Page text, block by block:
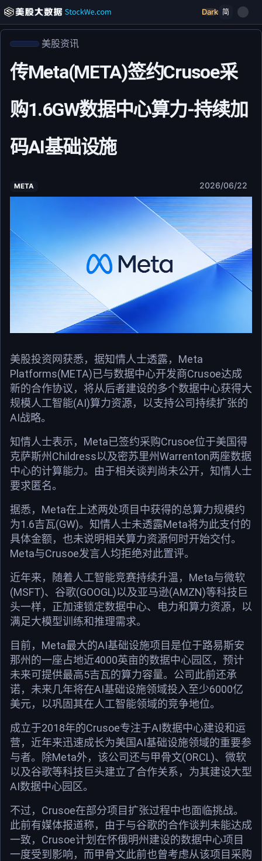
Dark 简
美股资讯
传Meta(META)签约Crusoe采
购1.6GW数据中心算力-持续加
码AI基础设施
META 2026/06/22
美股投资网获悉，据知情人士透露，Meta
Platforms(META)已与数据中心开发商Crusoe达成
新的合作协议，将从后者建设的多个数据中心获得大
规模人工智能(AI)算力资源，以支持公司持续扩张的
AI战略。
知情人士表示，Meta已签约采购Crusoe位于美国得
克萨斯州Childress以及密苏里州Warrenton两座数据
中心的计算能力。由于相关谈判尚未公开，知情人士
要求匿名。
据悉，Meta在上述两处项目中获得的总算力规模约
为1.6吉瓦(GW)。知情人士未透露Meta将为此支付的
具体金额，也未说明相关算力资源何时开始交付。
Meta与Crusoe发言人均拒绝对此置评。
近年来，随着人工智能竞赛持续升温，Meta与微软
(MSFT)、谷歌(GOOGL)以及亚马逊(AMZN)等科技巨
头一样，正加速锁定数据中心、电力和算力资源，以
满足大模型训练和推理需求。
目前，Meta最大的AI基础设施项目是位于路易斯安
那州的一座占地近4000英亩的数据中心园区，预计
未来可提供最高5吉瓦的算力容量。公司此前还承
诺，未来几年将在AI基础设施领域投入至少6000亿
美元，以巩固其在人工智能领域的竞争地位。
成立于2018年的Crusoe专注于AI数据中心建设和运
营，近年来迅速成长为美国AI基础设施领域的重要参
与者。除Meta外，该公司还与甲骨文(ORCL)、微软
以及谷歌等科技巨头建立了合作关系，为其建设大型
AI数据中心园区。
不过，Crusoe在部分项目扩张过程中也面临挑战。
此前有媒体报道称，由于与谷歌的合作谈判未能达成
一致，Crusoe计划在怀俄明州建设的数据中心项目
一度受到影响，而甲骨文此前也曾考虑从该项目采购